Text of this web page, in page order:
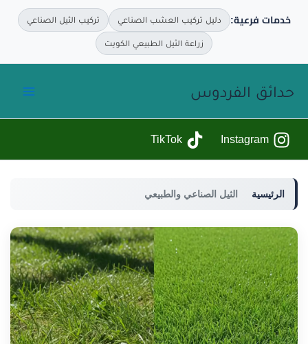
خدمات فرعية: دليل تركيب العشب الصناعي تركيب الثيل الصناعي
زراعة الثيل الطبيعي الكويت
حدائق الفردوس
Instagram
TikTok
الرئيسية الثيل الصناعي والطبيعي